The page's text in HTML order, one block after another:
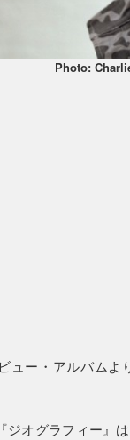
Photo:
ュー・アルバムよ
ジオグラフィー』